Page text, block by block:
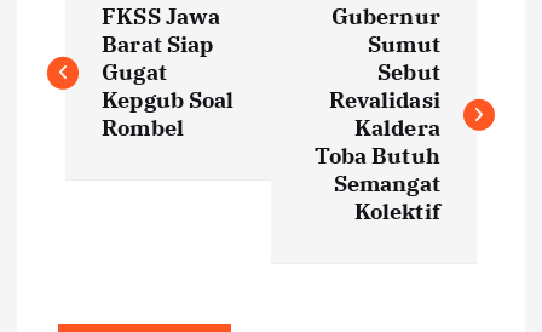
o
FKSS Jawa
Barat Siap
Gugat
Kepgub Soal
Rombel
Gubernur
Sumut
Sebut
Revalidasi
Kaldera
Toba Butuh
Semangat
Kolektif